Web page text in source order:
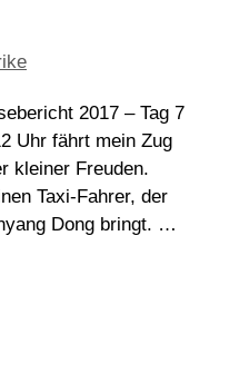
2017 – Tag 7
Uhr fährt mein Zug
kleiner Freuden.
Taxi-Fahrer, der
Dong bringt. …